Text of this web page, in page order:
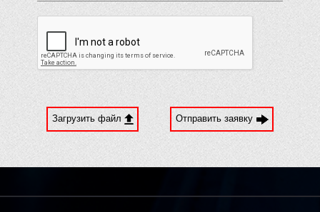
Загрузить файл Отправить заявку